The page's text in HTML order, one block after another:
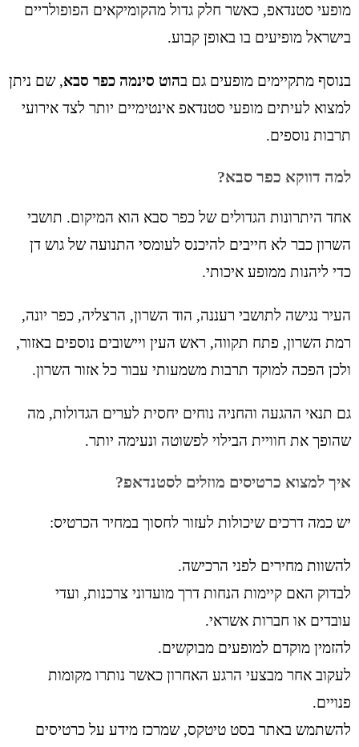
מופעי סטנדאפ, כאשר חלק גדול מהקומיקאים הפופולריים
בישראל מופיעים בו באופן קבוע.
בנוסף מתקיימים מופעים גם בהוט סינמה כפר סבא, שם ניתן
למצוא לעיתים מופעי סטנדאפ אינטימיים יותר לצד אירועי
תרבות נוספים.
למה דווקא כפר סבא?
אחד היתרונות הגדולים של כפר סבא הוא המיקום. תושבי
השרון כבר לא חייבים להיכנס לעומסי התנועה של גוש דן
כדי ליהנות ממופע איכותי.
העיר נגישה לתושבי רעננה, הוד השרון, הרצליה, כפר יונה,
רמת השרון, פתח תקווה, ראש העין ויישובים נוספים באזור,
ולכן הפכה למוקד תרבות משמעותי עבור כל אזור השרון.
גם תנאי ההגעה והחניה נוחים יחסית לערים הגדולות, מה
שהופך את חוויית הבילוי לפשוטה ונעימה יותר.
איך למצוא כרטיסים מוזלים לסטנדאפ?
יש כמה דרכים שיכולות לעזור לחסוך במחיר הכרטיס:
להשוות מחירים לפני הרכישה.
לבדוק האם קיימות הנחות דרך מועדוני צרכנות, ועדי
עובדים או חברות אשראי.
להזמין מוקדם למופעים מבוקשים.
לעקוב אחר מבצעי הרגע האחרון כאשר נותרו מקומות
פנויים.
להשתמש באתר בסט טיטקס, שמרכז מידע על כרטיסים